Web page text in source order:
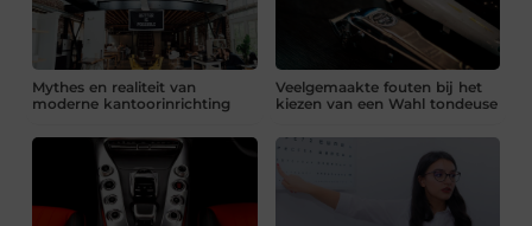
Mythes en realiteit van
moderne kantoorinrichting
Veelgemaakte fouten bij het
kiezen van een Wahl tondeuse